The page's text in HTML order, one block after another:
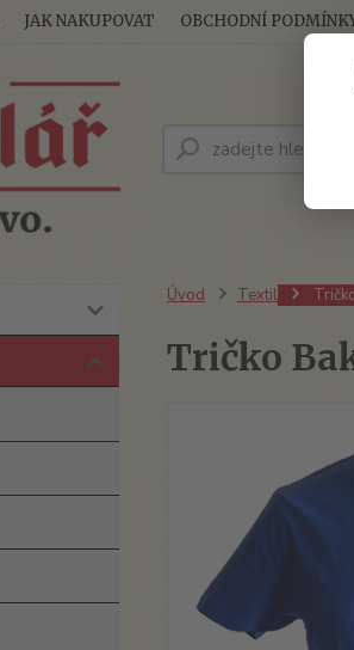
JAK NAKUPOVAT OBCHODNÍ
Úvod Textil
Tričko